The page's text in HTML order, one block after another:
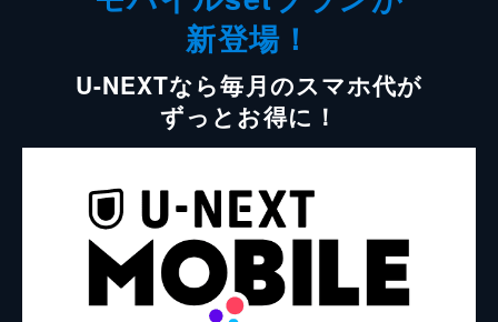
新登場！
U-NEXTなら毎月のスマホ代が
ずっとお得に！